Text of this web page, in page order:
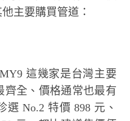
主要購買管道：
這幾家是台灣主要
齊全、價格通常也最有
No.2 特價 898 元、